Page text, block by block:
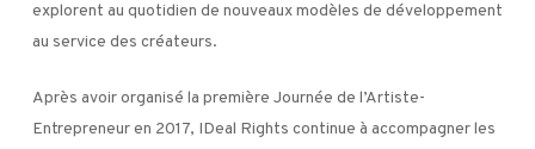
explorent au quotidien de nouveaux modèles de développement
au service des créateurs.
Après avoir organisé la première Journée de l’Artiste-
Entrepreneur en 2017, IDeal Rights continue à accompagner les